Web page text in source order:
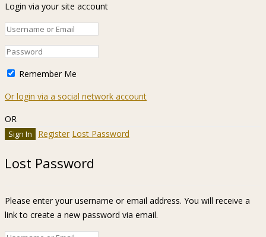
Login via your site account
Remember Me
Or login via a social network account
OR
Register Lost Password
Lost Password
Please enter your username or email address. You will receive a
link to create a new password via email.